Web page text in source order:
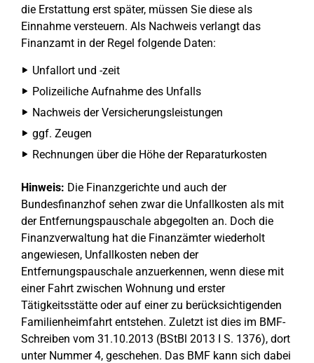
die Erstattung erst später, müssen Sie diese als
Einnahme versteuern. Als Nachweis verlangt das
Finanzamt in der Regel folgende Daten:
Unfallort und -zeit
Polizeiliche Aufnahme des Unfalls
Nachweis der Versicherungsleistungen
ggf. Zeugen
Rechnungen über die Höhe der Reparaturkosten
Hinweis: Die Finanzgerichte und auch der
Bundesfinanzhof sehen zwar die Unfallkosten als mit
der Entfernungspauschale abgegolten an. Doch die
Finanzverwaltung hat die Finanzämter wiederholt
angewiesen, Unfallkosten neben der
Entfernungspauschale anzuerkennen, wenn diese mit
einer Fahrt zwischen Wohnung und erster
Tätigkeitsstätte oder auf einer zu berücksichtigenden
Familienheimfahrt entstehen. Zuletzt ist dies im BMF-
Schreiben vom 31.10.2013 (BStBl 2013 I S. 1376), dort
unter Nummer 4, geschehen. Das BMF kann sich dabei